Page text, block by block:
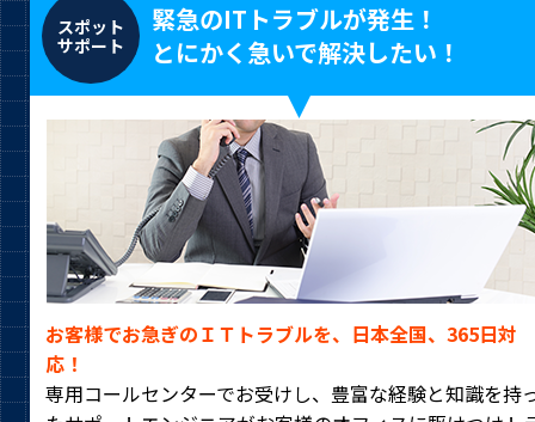
スポット
サポート
緊急のITトラブルが発生！
とにかく急いで解決したい！
お客様でお急ぎのＩＴトラブルを、日本全国、365日対
応！
専用コールセンターでお受けし、豊富な経験と知識を持